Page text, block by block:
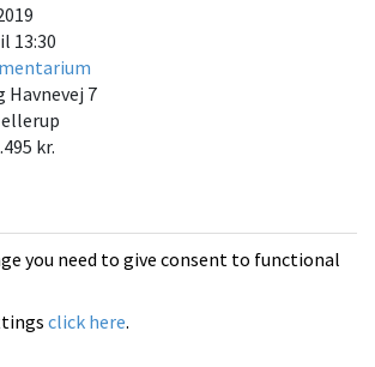
13:30
Havnevej 7
kr.
you need to give consent to functional
click here.